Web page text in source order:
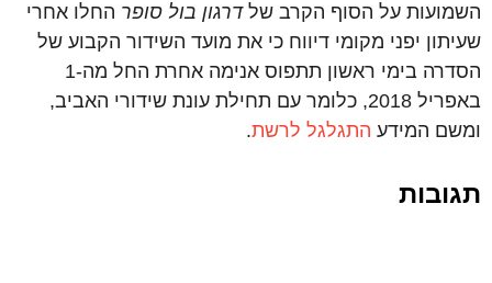
השמועות על הסוף הקרב שלדרגון בול סופר החלו אחרי
שעיתון יפני מקומי דיווח כי את מועד השידור הקבוע של
הסדרה בימי ראשון תתפוס אנימה אחרת החל מה-1
באפריל 2018, כלומר עם תחילת עונת שידורי האביב,
ומשם המידע התגלגל לרשת.
תגובות